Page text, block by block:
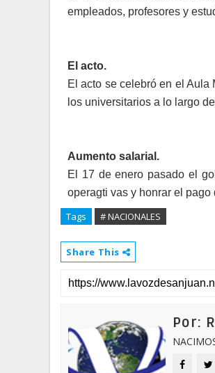
empleados, profe­sores y
El acto.
El acto se celebró en el
los universitarios a lo largo
Aumento salarial.
El 17 de enero pasado el
operagti vas y honrar el
Tags # NACIONALES
Share This
Por: